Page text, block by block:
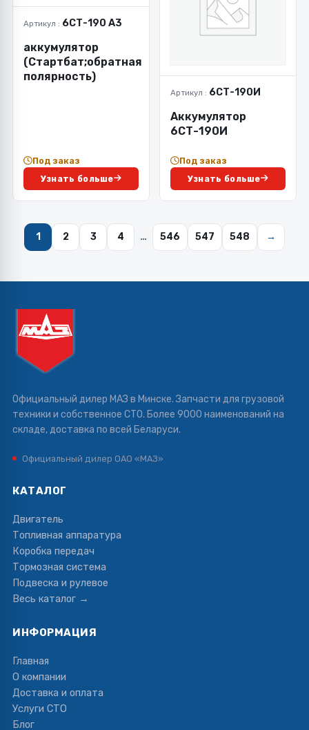
Артикул : 6СТ-190 А3
аккумулятор
(Стартбат;обратная
полярность)
Под заказ
Узнать больше
Артикул : 6СТ-190И
Аккумулятор
6СТ-190И
Под заказ
Узнать больше
1 2 3 4 … 546 547 548 →
Официальный дилер МАЗ в Минске. Запчасти для грузовой
техники и собственное СТО. Более 9000 наименований на
складе, доставка по всей Беларуси.
Официальный дилер ОАО «МАЗ»
КАТАЛОГ
Двигатель
Топливная аппаратура
Коробка передач
Тормозная система
Подвеска и рулевое
Весь каталог →
ИНФОРМАЦИЯ
Главная
О компании
Доставка и оплата
Услуги СТО
Блог